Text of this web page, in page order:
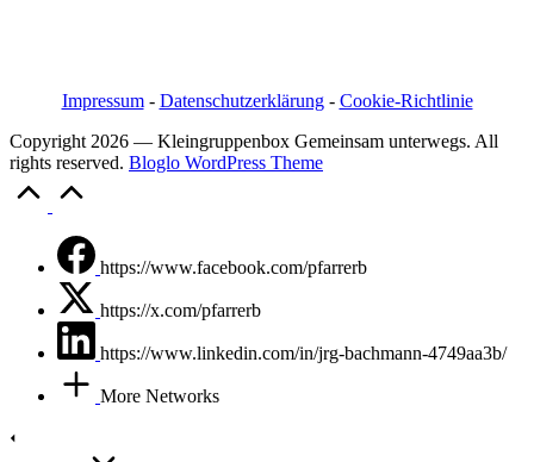
Impressum- Datenschutzerklärung- Cookie-Richtlinie
Copyright 2026 — Kleingruppenbox Gemeinsam unterwegs. All
rights reserved. Bloglo WordPress Theme
https://www.facebook.com/pfarrerb
https://x.com/pfarrerb
https://www.linkedin.com/in/jrg-bachmann-4749aa3b/
More Networks